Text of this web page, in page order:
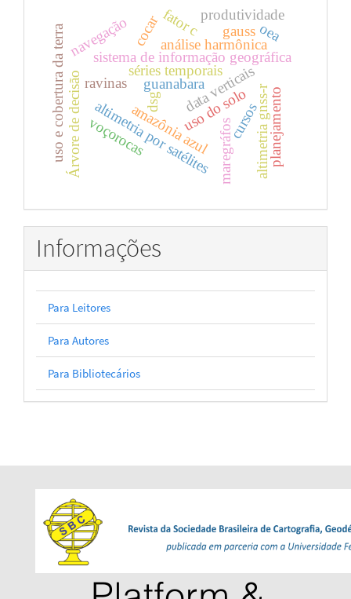
data verticais
amazônia azul
voçorocas
ravinas
uso do solo
sistema de informação geográfica
Árvore de decisãoaltimetria por satélites
uso e cobertura da terra
análise harmônica
séries temporais
altimetria gnss-r
maregráfos
navegação
planejamento
cocar
dsg
fator c gauss
produtividade
oea
cursos
guanabara
Informações
Para Leitores
Para Autores
Para Bibliotecários